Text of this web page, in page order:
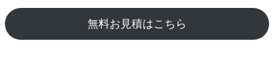
無料お見積はこちら